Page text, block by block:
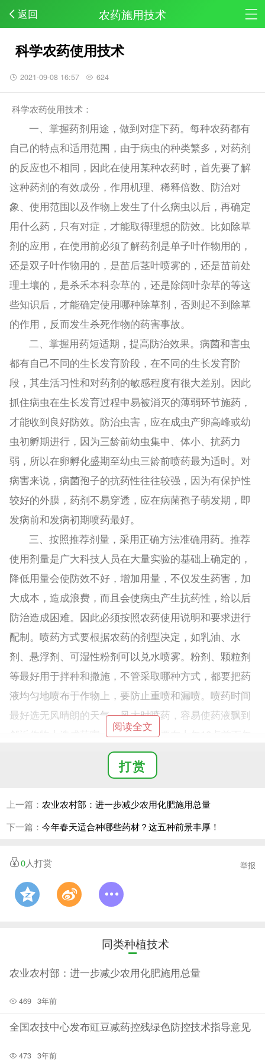
返回 农药施用技术
科学农药使用技术
2021-09-08 16:57 624
科学农药使用技术：
一、掌握药剂用途，做到对症下药。每种农药都有
自己的特点和适用范围，由于病虫的种类繁多，对药剂
的反应也不相同，因此在使用某种农药时，首先要了解
这种药剂的有效成份，作用机理、稀释倍数、防治对
象、使用范围以及作物上发生了什么病虫以后，再确定
用什么药，只有对症，才能取得理想的防效。比如除草
剂的应用，在使用前必须了解药剂是单子叶作物用的，
还是双子叶作物用的，是苗后茎叶喷雾的，还是苗前处
理土壤的，是杀禾本科杂草的，还是除阔叶杂草的等这
些知识后，才能确定使用哪种除草剂，否则起不到除草
的作用，反而发生杀死作物的药害事故。
二、掌握用药短适期，提高防治效果。病菌和害虫
都有自己不同的生长发育阶段，在不同的生长发育阶
段，其生活习性和对药剂的敏感程度有很大差别。因此
抓住病虫在生长发育过程中易被消灭的薄弱环节施药，
才能收到良好防效。防治虫害，应在成虫产卵高峰或幼
虫初孵期进行，因为三龄前幼虫集中、体小、抗药力
弱，所以在卵孵化盛期至幼虫三龄前喷药最为适时。对
病害来说，病菌孢子的抗药性往往较强，因为有保护性
较好的外膜，药剂不易穿透，应在病菌孢子萌发期，即
发病前和发病初期喷药最好。
三、按照推荐剂量，采用正确方法准确用药。推荐
使用剂量是广大科技人员在大量实验的基础上确定的，
降低用量会使防效不好，增加用量，不仅发生药害，加
大成本，造成浪费，而且会使病虫产生抗药性，给以后
防治造成困难。因此必须按照农药使用说明和要求进行
配制。喷药方式要根据农药的剂型决定，如乳油、水
剂、悬浮剂、可湿性粉剂可以兑水喷雾。粉剂、颗粒剂
等最好用于拌种和撒施，不管采取哪种方式，都要把药
液均匀地喷布于作物上，要防止重喷和漏喷。喷药时间
最好选无风晴朗的天气。风大时喷药，容易使药液飘到
邻近作物上造成药害。天热时喷药要在上午10点前下午
3点以后，喷药时，操作人员必须穿戴防护设备，以免
剂还是杀虫剂，如果单一长期使用，易使病虫逐渐适
应，增强其抗药性，所在生产上不得不增加用药量和用
害。实践证明，一种新药用不了几年，病虫便很快对该
药产生抗性。所以一个生长季节至少要使用两至三种不
同的农药轮换使用，才能控制病虫抗药性的产生和发
五、合理混用农药，有效提高防效。根据作物的
病、虫或杂草的危害情况，选择两种或两种以上的农药
生，提高防效，降低成本。如乐果与甲胺磷、敌百虫与
马拉硫磷混配使用，对一些害虫均表现明显的增效作
阅读全文
打赏
上一篇： 农业农村部：进一步减少农用化肥施用总量
下一篇： 今年春天适合种哪些药材？这五种前景丰厚！
0人打赏 举报
同类种植技术
农业农村部：进一步减少农用化肥施用总量
469 3年前
全国农技中心发布豇豆减药控残绿色防控技术指导意见
473 3年前